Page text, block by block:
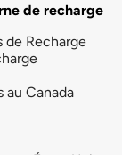
de recharge
de Recharge
au Canada